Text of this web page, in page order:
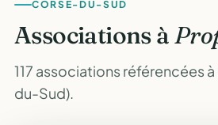
CORSE-DU-SUD
Associations à
117 associations référencées
du-Sud).